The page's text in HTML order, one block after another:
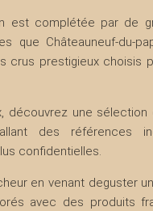
est complétée par de
que Châteauneuf-du-
crus prestigieux choisis
découvrez une sélection
des références
confidentielles.
en venant deguster
avec des produits